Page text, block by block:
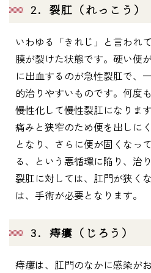
2．裂肛（れっこう）
いわゆる「きれじ」と言われ
膜が裂けた状態です。硬い便
に出血するのが急性裂肛で、
的治りやすいものです。何度
慢性化して慢性裂肛になりま
痛みと狭窄のため便を出しに
となり、さらに便が固くなっ
る、という悪循環に陥り、治
裂肛に対しては、肛門が狭く
は、手術が必要となります。
3．痔瘻（じろう）
痔瘻は、肛門のなかに感染が